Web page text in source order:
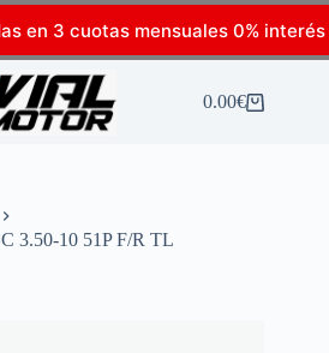
en 3 cuotas mensuales 0% interés
0.00€
3.50-10 51P F/R TL